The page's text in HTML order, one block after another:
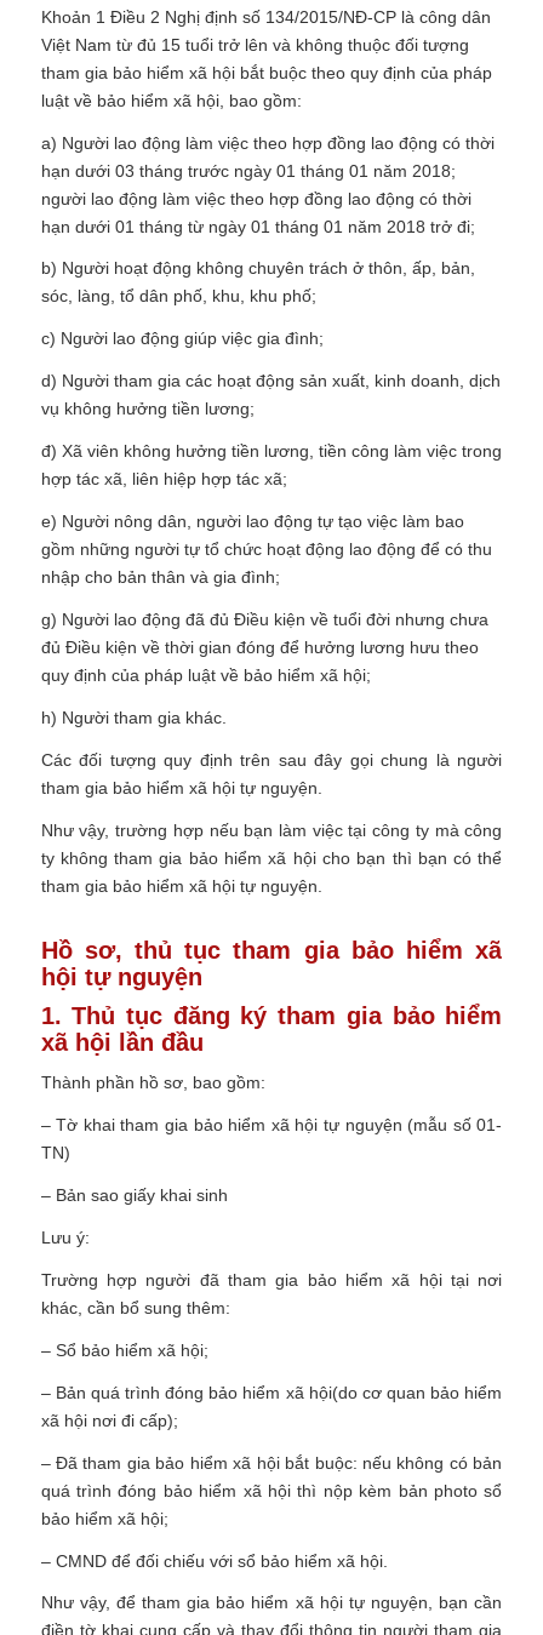
Khoản 1 Điều 2 Nghị định số 134/2015/NĐ-CP là công dân
Việt Nam từ đủ 15 tuổi trở lên và không thuộc đối tượng
tham gia bảo hiểm xã hội bắt buộc theo quy định của pháp
luật về bảo hiểm xã hội, bao gồm:
a) Người lao động làm việc theo hợp đồng lao động có thời
hạn dưới 03 tháng trước ngày 01 tháng 01 năm 2018;
người lao động làm việc theo hợp đồng lao động có thời
hạn dưới 01 tháng từ ngày 01 tháng 01 năm 2018 trở đi;
b) Người hoạt động không chuyên trách ở thôn, ấp, bản,
sóc, làng, tổ dân phố, khu, khu phố;
c) Người lao động giúp việc gia đình;
d) Người tham gia các hoạt động sản xuất, kinh doanh, dịch
vụ không hưởng tiền lương;
đ) Xã viên không hưởng tiền lương, tiền công làm việc trong
hợp tác xã, liên hiệp hợp tác xã;
e) Người nông dân, người lao động tự tạo việc làm bao
gồm những người tự tổ chức hoạt động lao động để có thu
nhập cho bản thân và gia đình;
g) Người lao động đã đủ Điều kiện về tuổi đời nhưng chưa
đủ Điều kiện về thời gian đóng để hưởng lương hưu theo
quy định của pháp luật về bảo hiểm xã hội;
h) Người tham gia khác.
Các đối tượng quy định trên sau đây gọi chung là người
tham gia bảo hiểm xã hội tự nguyện.
Như vậy, trường hợp nếu bạn làm việc tại công ty mà công
ty không tham gia bảo hiểm xã hội cho bạn thì bạn có thể
tham gia bảo hiểm xã hội tự nguyện.
Hồ sơ, thủ tục tham gia bảo hiểm xã
hội tự nguyện
1. Thủ tục đăng ký tham gia bảo hiểm
xã hội lần đầu
Thành phần hồ sơ, bao gồm:
– Tờ khai tham gia bảo hiểm xã hội tự nguyện (mẫu số 01-
TN)
– Bản sao giấy khai sinh
Lưu ý:
Trường hợp người đã tham gia bảo hiểm xã hội tại nơi
khác, cần bổ sung thêm:
– Sổ bảo hiểm xã hội;
– Bản quá trình đóng bảo hiểm xã hội(do cơ quan bảo hiểm
xã hội nơi đi cấp);
– Đã tham gia bảo hiểm xã hội bắt buộc: nếu không có bản
quá trình đóng bảo hiểm xã hội thì nộp kèm bản photo sổ
bảo hiểm xã hội;
– CMND để đối chiếu với sổ bảo hiểm xã hội.
Như vậy, để tham gia bảo hiểm xã hội tự nguyện, bạn cần
điền tờ khai cung cấp và thay đổi thông tin người tham gia